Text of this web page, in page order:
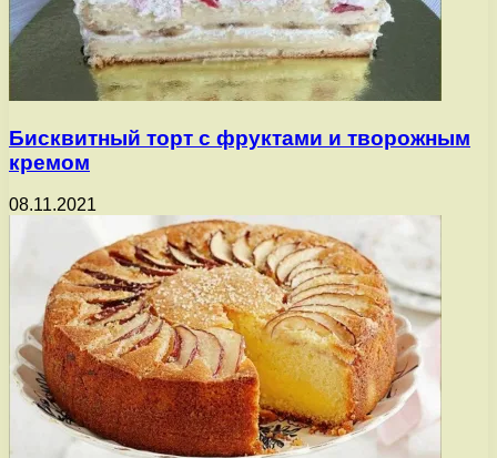
Бисквитный торт с фруктами и творожным
кремом
08.11.2021